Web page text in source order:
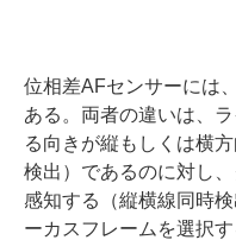
位相差AFセンサーには
ある。両者の違いは、
る向きが縦もしくは横
検出）であるのに対し
感知する（縦横線同時
ーカスフレームを選択